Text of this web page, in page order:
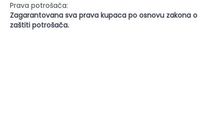
Prava potrošača:
Zagarantovana sva prava kupaca po osnovu zakona o
zaštiti potrošača.